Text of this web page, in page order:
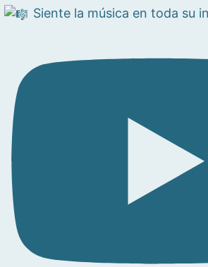
Siente la música en toda su